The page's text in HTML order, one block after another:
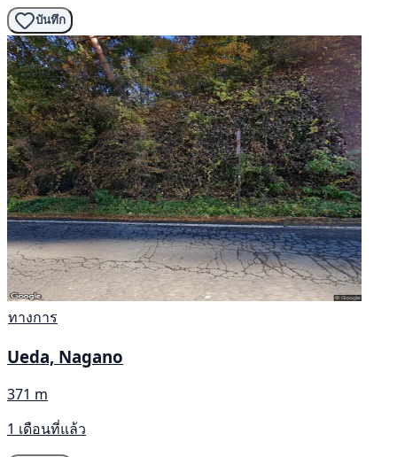
บันทึก
ทางการ
Ueda, Nagano
371 m
1 เดือนที่แล้ว